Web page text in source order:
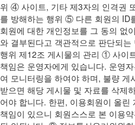
위 ④ 사이트, 기타 제3자의 인격권
를 방해하는 행위 ⑤ 다른 회원의
회원에 대한 개인정보를 그 동의 없
와 결부된다고 객관적으로 판단되
행위 제12조 게시물의 관리 ① 사이
책임은 운영자에게 있습니다. 운영
여 모니터링을 하여야 하며, 불량
받으면 해당 게시물 및 자료를 삭제
어야 합니다. 한편, 이용회원이 올린
책임이 있으니 회원스스로 본 이용